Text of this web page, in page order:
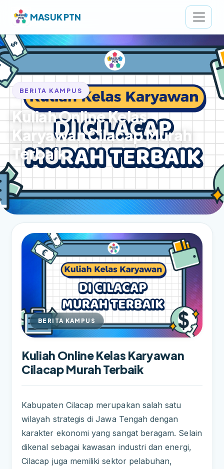
MASUK PTN
BERITA KAMPUS
Kuliah Online Kelas
Karyawan Cilacap Murah
Terbaik
BERITA KAMPUS
Kuliah Online Kelas Karyawan
Cilacap Murah Terbaik
Kabupaten Cilacap merupakan salah satu
wilayah strategis di Jawa Tengah dengan
karakter ekonomi yang sangat beragam. Selain
dikenal sebagai kawasan industri dan energi,
Cilacap juga memiliki sektor pelabuhan,